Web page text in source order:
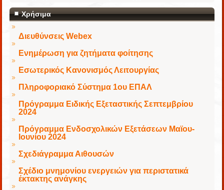
Χρήσιμα
Διευθύνσεις Webex
Ενημέρωση για ζητήματα φοίτησης
Εσωτερικός Κανονισμός Λειτουργίας
Πληροφοριακό Σύστημα 1ου ΕΠΑΛ
Πρόγραμμα Ειδικής Εξεταστικής Σεπτεμβρίου
2024
Πρόγραμμα Ενδοσχολικών Εξετάσεων Μαϊου-
Ιουνίου 2024
Σχεδιάγραμμα Αιθουσών
Σχέδιο μνημονίου ενεργειών για περιστατικά
έκτακτης ανάγκης